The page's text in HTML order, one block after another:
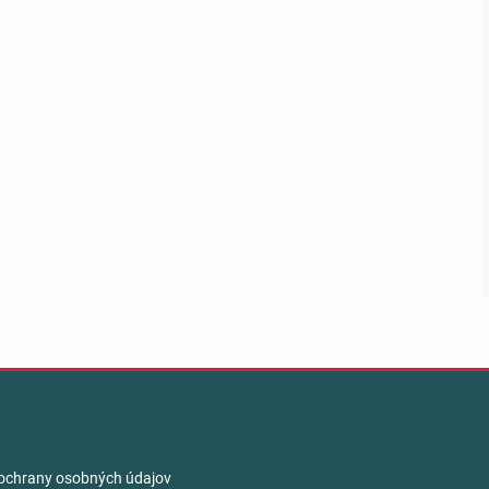
osobných údajov